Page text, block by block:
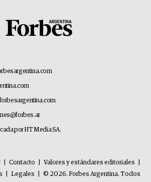
por HT Media SA.
Contacto Valores y estándares editoriales
Legales
© 2026. Forbes Argentina. Todos